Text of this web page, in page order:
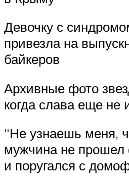
Девочку с
привезла на
байкеров
Архивные фото
когда слава еще не
“Не узнаешь меня,
мужчина не прошел
и поругался с